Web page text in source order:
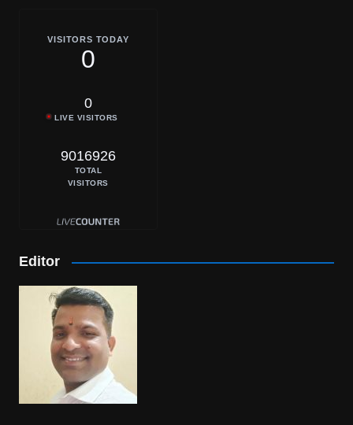
VISITORS TODAY
0
0
LIVE VISITORS
9016926
TOTAL
VISITORS
Editor